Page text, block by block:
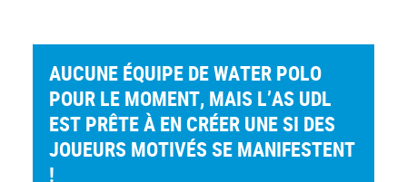
AUCUNE ÉQUIPE DE WATER POLO
POUR LE MOMENT, MAIS L’AS UDL
EST PRÊTE À EN CRÉER UNE SI DES
JOUEURS MOTIVÉS SE MANIFESTENT
!